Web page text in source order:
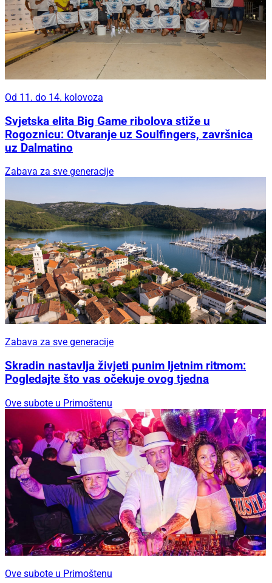
Od 11. do 14. kolovoza
Svjetska elita Big Game ribolova stiže u
Rogoznicu: Otvaranje uz Soulfingers, završnica
uz Dalmatino
Zabava za sve generacije
Zabava za sve generacije
Skradin nastavlja živjeti punim ljetnim ritmom:
Pogledajte što vas očekuje ovog tjedna
Ove subote u Primoštenu
Ove subote u Primoštenu